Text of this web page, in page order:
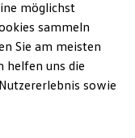
möglichst
sammeln
Sie am meisten
helfen uns die
sowie